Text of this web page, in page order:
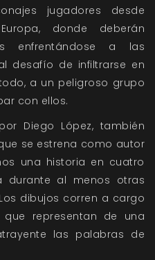
jugadores desde
donde deberán
enfrentándose a las
desafío de infiltrarse en
a un peligroso grupo
con ellos.
Diego López, también
se estrena como autor
una historia en cuatro
durante al menos otras
dibujos corren a cargo
que representan de una
las palabras de